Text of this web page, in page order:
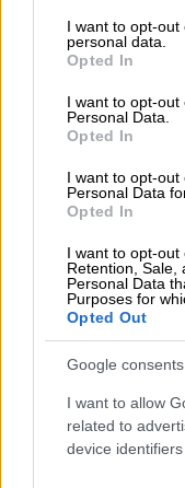
not limited to your
grant or deny
use your data for
consent section.
I want to opt-
personal data.
Opted In
I want to opt-out
Personal Data.
Opted In
I want to opt-
Personal Data
Opted In
I want to opt-out
Retention, Sale,
Personal Data
Purposes for
Opted Out
Google consents
I want to allow
related to
device identifiers
ούτε
Μόνο διαβάζω
παραπάνω. Η
συναντιέται,
ομάδες, σε
ανταλλάσσαμε
πανεπιστήμιο
και έζησα
Σήμερα, όμως,
απομονωμένα. Ο
πανδημίας του
ηλεκτρονικά,
άμεση επαφή